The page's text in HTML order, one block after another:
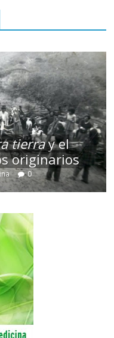
tierray el
originarios
0